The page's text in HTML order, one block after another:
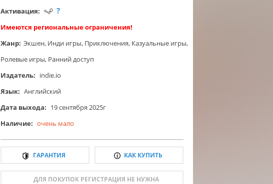
Активация:
?
Имеются региональные ограничения!
Жанр: Экшен, Инди игры, Приключения, Казуальные игры,
Ролевые игры, Ранний доступ
Издатель: indie.io
Язык: Английский
Дата выхода: 19 сентября 2025г
Наличие: очень мало
ГАРАНТИЯ КАК КУПИТЬ
ДЛЯ ПОКУПОК РЕГИСТРАЦИЯ НЕ НУЖНА